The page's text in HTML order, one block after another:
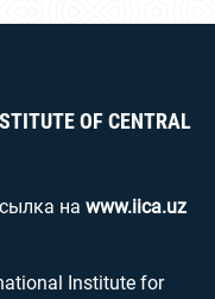
OF CENTRAL
на www.iica.uz
Institute for